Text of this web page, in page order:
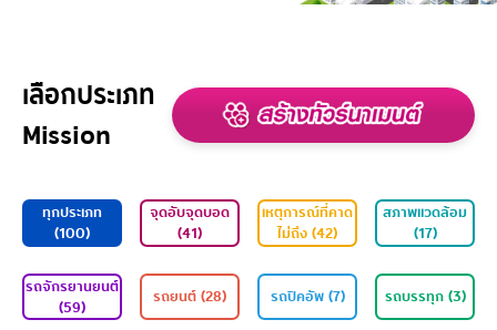
เลือกประเภท
Mission